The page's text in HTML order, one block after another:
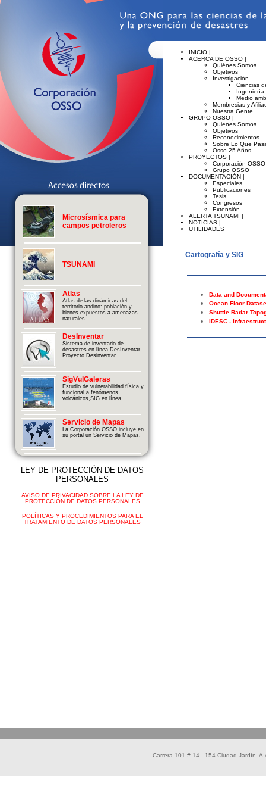
Microsísmica para
campos petroleros
TSUNAMI
Atlas
Atlas de las dinámicas del
territorio andino: población y
bienes expuestos a amenazas
naturales
DesInventar
Sistema de inventario de
desastres en línea DesInventar.
Proyecto Desinventar
SigVulGaleras
Estudio de vulnerabilidad física y
funcional a fenómenos
volcánicos,SIG en línea
Servicio de Mapas
La Corporación OSSO incluye en
su portal un Servicio de Mapas.
LEY DE PROTECCIÓN DE DATOS
PERSONALES
AVISO DE PRIVACIDAD SOBRE LA LEY DE
PROTECCIÓN DE DATOS PERSONALES
POLÍTICAS Y PROCEDIMIENTOS PARA EL
TRATAMIENTO DE DATOS PERSONALES
INICIO |
ACERCA DE OSSO |
Quiénes Somos
Objetivos
Investigación
Ciencias
Ingeniería
Medio
Membresias y
Nuestra Gente
GRUPO OSSO |
Quienes Somos
Objetivos
Reconocimientos
Sobre Lo Que
Osso 25 Años
PROYECTOS |
Corporación OSSO
Grupo OSSO
DOCUMENTACIÓN |
Especiales
Publicaciones
Tesis
Congresos
Extensión
ALERTA TSUNAMI |
NOTICIAS |
UTILIDADES
Cartografía y SIG
Data and
Ocean Floor
Shuttle Radar
IDESC -
Carrera 101 # 14 - 154 Ciudad Jardín.